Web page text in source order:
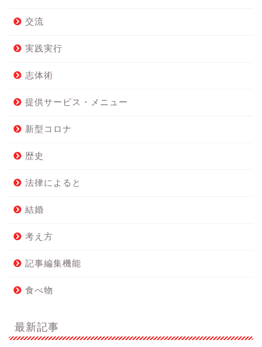
交流
実践実行
志体術
提供サービス・メニュー
新型コロナ
歴史
法律によると
結婚
考え方
記事編集機能
食べ物
最新記事